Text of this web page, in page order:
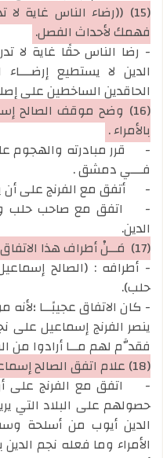
(15)
((رضاء الناس غاية
فهمك لأحداث الفصل.
- رضا الناس حقًا غاية لا
الدين لا يستطيع
الحاقدين الساخطين على
(16)
وضح موقف الصالح
بالأمراء .
-
قرر مبادرته والهجوم
فـــي دمشق .
-
أتفق مع الفرنج على
-
اتفق مع صاحب
الدين.
(17)
مَــنْ أطراف هذا
- أطرافه : (الصالح
حلب).
- كان الاتفاق عجيبًــا
ينصر الفرنج إسماعيل على
فقدَّم لهم مــا أرادوا من
(18)
علام اتفق الصالح
-
اتفق مع الفرنج على
حصولهم على البلاد التي
الدين أيوب من أسلحة
الأمراء وما فعله نجم